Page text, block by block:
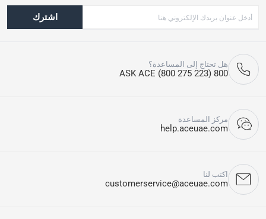
اشترك
هل تحتاج إلى المساعدة؟
800 ASK ACE (800 275 223)
مركز المساعدة
help.aceuae.com
اكتب لنا
customerservice@aceuae.com